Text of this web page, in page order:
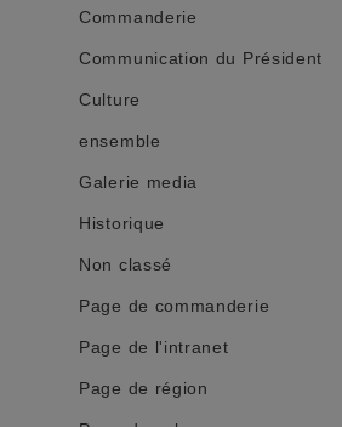
Commanderie
Communication du Président
Culture
ensemble
Galerie media
Historique
Non classé
Page de commanderie
Page de l'intranet
Page de région